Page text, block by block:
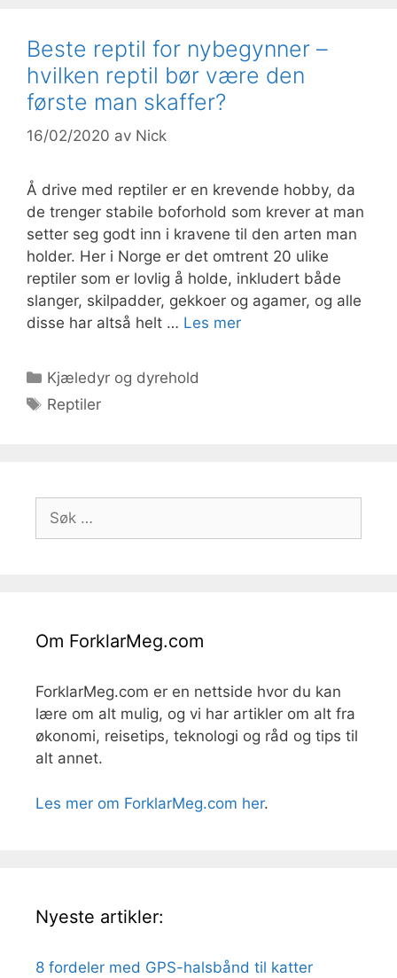
Beste reptil for nybegynner –
hvilken reptil bør være den
første man skaffer?
16/02/2020 av Nick
Å drive med reptiler er en krevende hobby, da
de trenger stabile boforhold som krever at man
setter seg godt inn i kravene til den arten man
holder. Her i Norge er det omtrent 20 ulike
reptiler som er lovlig å holde, inkludert både
slanger, skilpadder, gekkoer og agamer, og alle
disse har altså helt … Les mer
Kategorier
Kjæledyr og dyrehold
Stikkord
Reptiler
Søk
etter:
Om ForklarMeg.com
ForklarMeg.com er en nettside hvor du kan
lære om alt mulig, og vi har artikler om alt fra
økonomi, reisetips, teknologi og råd og tips til
alt annet.
Les mer om ForklarMeg.com her.
Nyeste artikler:
8 fordeler med GPS-halsbånd til katter